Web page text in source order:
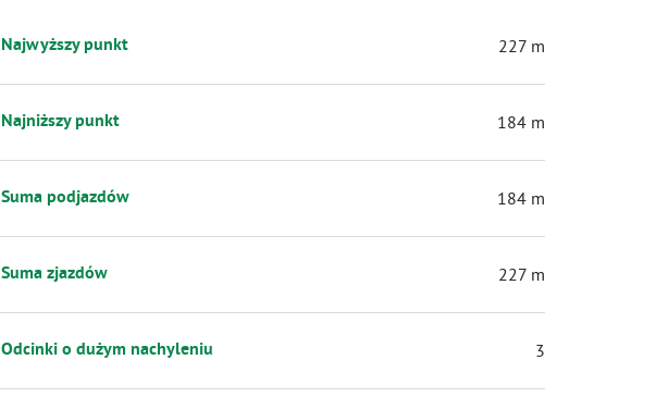
Najwyższy punkt 227 m
Najniższy punkt 184 m
Suma podjazdów 184 m
Suma zjazdów 227 m
Odcinki o dużym nachyleniu 3